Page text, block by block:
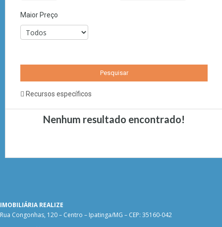
Maior Preço
Recursos específicos
Nenhum resultado encontrado!
IMOBILIÁRIA REALIZE
Rua Congonhas, 120 – Centro – Ipatinga/MG – CEP: 35160-042